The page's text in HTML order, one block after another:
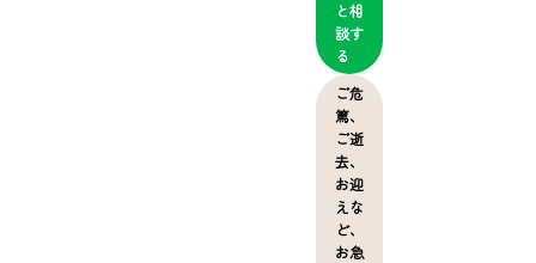
と相
談す
る
ご危
篤、
ご逝
去、
お迎
えな
ど、
お急